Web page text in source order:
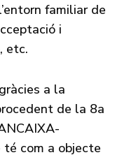
familiar de
i
etc.
a la
de la 8a
té com a objecte